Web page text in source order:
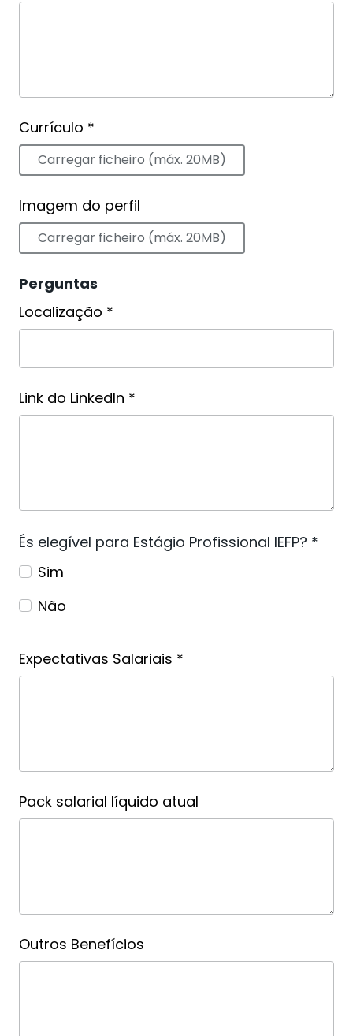
Currículo *
Carregar ficheiro (máx. 20MB)
Imagem do perfil
Carregar ficheiro (máx. 20MB)
Perguntas
Localização *
Link do LinkedIn *
És elegível para Estágio Profissional IEFP? *
Sim
Não
Expectativas Salariais *
Pack salarial líquido atual
Outros Benefícios